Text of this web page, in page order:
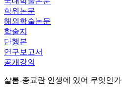
학위논문
해외학술논문
학술지
단행본
연구보고서
공개강의
샬롬-종교란 인생에 있어 무엇인가